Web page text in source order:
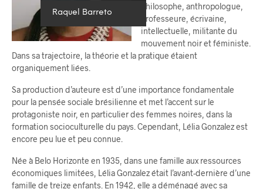
Raquel Barreto
philosophe, anthropologue,
professeure, écrivaine,
intellectuelle, militante du
mouvement noir et féministe.
Dans sa trajectoire, la théorie et la pratique étaient
organiquement liées.
Sa production d’auteure est d’une importance fondamentale
pour la pensée sociale brésilienne et met l’accent sur le
protagoniste noir, en particulier des femmes noires, dans la
formation socioculturelle du pays. Cependant, Lélia Gonzalez est
encore peu lue et peu connue.
Née à Belo Horizonte en 1935, dans une famille aux ressources
économiques limitées, Lélia Gonzalez était l’avant-dernière d’une
famille de treize enfants. En 1942, elle a déménagé avec sa